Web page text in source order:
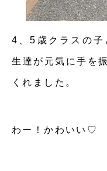
4、5歳クラスの子
生達が元気に手を
くれました。
わー！かわいい♡